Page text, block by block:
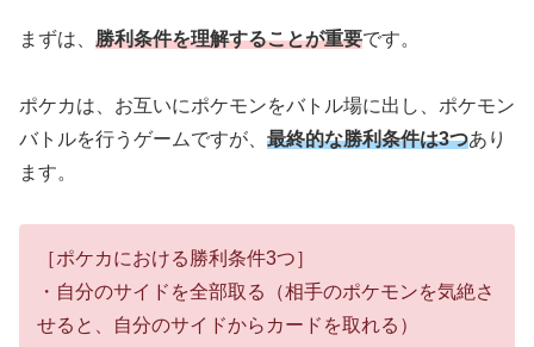
まずは、 勝利条件を理解することが重要です。
ポケカは、お互いにポケモンをバトル場に出し、ポケモン
バトルを行うゲームですが、 最終的な勝利条件は3つあり
ます。
［ポケカにおける勝利条件3つ］
・自分のサイドを全部取る（相手のポケモンを気絶さ
せると、自分のサイドからカードを取れる）